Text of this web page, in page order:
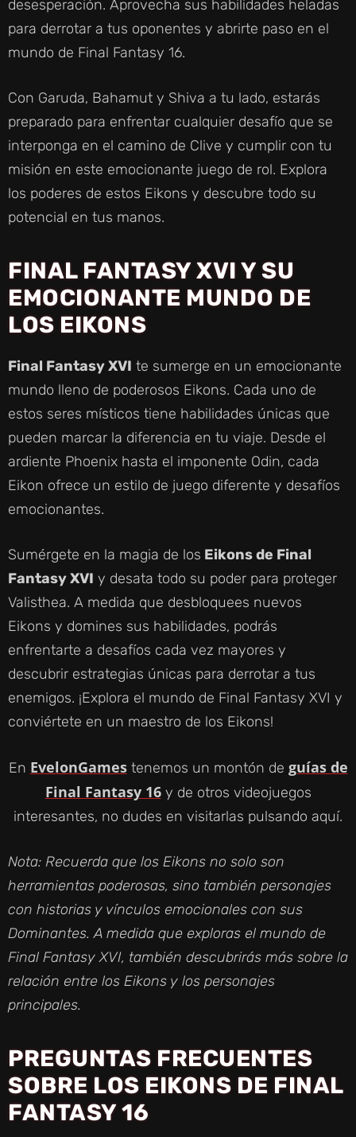
desesperación. Aprovecha sus habilidades heladas
para derrotar a tus oponentes y abrirte paso en el
mundo de Final Fantasy 16.
Con Garuda, Bahamut y Shiva a tu lado, estarás
preparado para enfrentar cualquier desafío que se
interponga en el camino de Clive y cumplir con tu
misión en este emocionante juego de rol. Explora
los poderes de estos Eikons y descubre todo su
potencial en tus manos.
FINAL FANTASY XVI Y SU
EMOCIONANTE MUNDO DE
LOS EIKONS
Final Fantasy XVI te sumerge en un emocionante
mundo lleno de poderosos Eikons. Cada uno de
estos seres místicos tiene habilidades únicas que
pueden marcar la diferencia en tu viaje. Desde el
ardiente Phoenix hasta el imponente Odin, cada
Eikon ofrece un estilo de juego diferente y desafíos
emocionantes.
Sumérgete en la magia de los Eikons de Final
Fantasy XVI y desata todo su poder para proteger
Valisthea. A medida que desbloquees nuevos
Eikons y domines sus habilidades, podrás
enfrentarte a desafíos cada vez mayores y
descubrir estrategias únicas para derrotar a tus
enemigos. ¡Explora el mundo de Final Fantasy XVI y
conviértete en un maestro de los Eikons!
En EvelonGamestenemos un montón de guías de
Final Fantasy 16y de otros videojuegos
interesantes, no dudes en visitarlas pulsando aquí.
Nota: Recuerda que los Eikons no solo son
herramientas poderosas, sino también personajes
con historias y vínculos emocionales con sus
Dominantes. A medida que exploras el mundo de
Final Fantasy XVI, también descubrirás más sobre la
relación entre los Eikons y los personajes
principales.
PREGUNTAS FRECUENTES
SOBRE LOS EIKONS DE FINAL
FANTASY 16